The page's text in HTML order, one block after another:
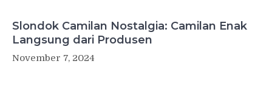
Slondok Camilan Nostalgia: Camilan Enak
Langsung dari Produsen
November 7, 2024